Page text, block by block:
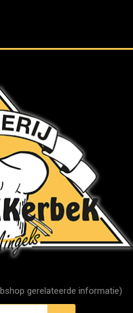
gerelateerde informatie)